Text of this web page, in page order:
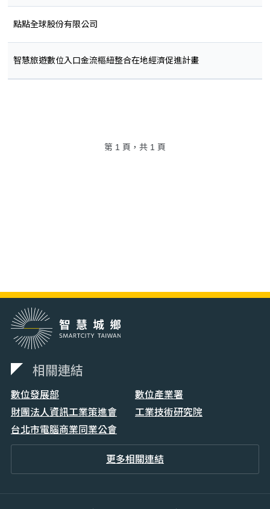
點點全球股份有限公司
智慧旅遊數位入口金流樞紐整合在地經濟促進計畫
第 1 頁，共 1 頁
相關連結
數位發展部
數位產業署
財團法人資訊工業策進會
工業技術研究院
台北市電腦商業同業公會
更多相關連結